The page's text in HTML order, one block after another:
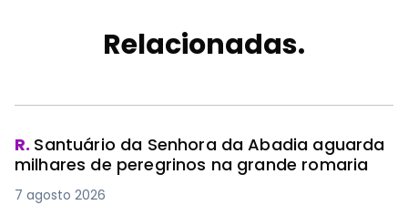
Relacionadas.
R. Santuário da Senhora da Abadia aguarda
milhares de peregrinos na grande romaria
7 agosto 2026